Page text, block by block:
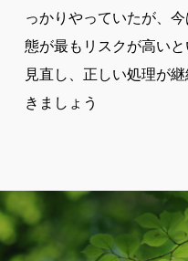
っかりやっていたが、
態が最もリスクが高い
見直し、正しい処理が
きましょう